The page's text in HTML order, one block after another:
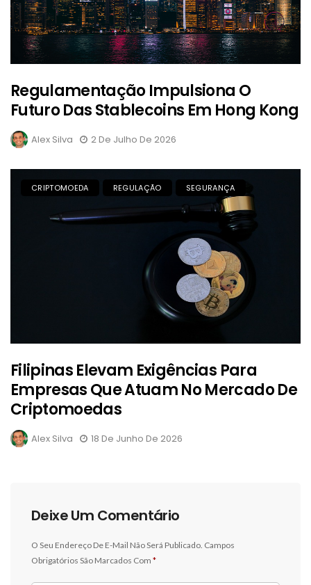
Regulamentação Impulsiona O
Futuro Das Stablecoins Em Hong Kong
Alex Silva 2 De Julho De 2026
CRIPTOMOEDA REGULAÇÃO SEGURANÇA
Filipinas Elevam Exigências Para
Empresas Que Atuam No Mercado De
Criptomoedas
Alex Silva 18 De Junho De 2026
Deixe Um Comentário
O Seu Endereço De E-Mail Não Será Publicado. Campos
Obrigatórios São Marcados Com *